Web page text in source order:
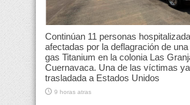
Continúan 11 personas
afectadas por la deflagración de
gas Titanium en la colonia Las
Cuernavaca. Una de las víctimas
trasladada a Estados Unidos
9 horas atras